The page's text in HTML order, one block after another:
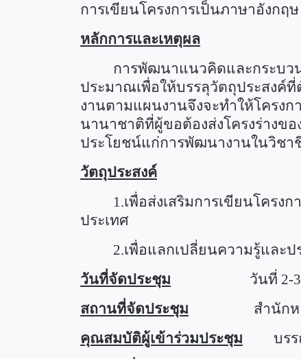
การเขียนโครงการเป็นภาษาอังกฤษ
หลักการและเหตุผล
การพัฒนาแนวคิดและกระบว
ประมาณเพื่อให้บรรลุวัตถุประสงค์ที่
งานตามแผนงานจึงจะทำให้โครง
นานาชาติที่ผู้ขอต้องส่งโครงร่างข
ประโยชน์แก่การพัฒนางานในวิชา
วัตถุประสงค์
1.เพื่อส่งเสริมการเขียนโคร
ประเทศ
2.เพื่อแลกเปลี่ยนความรู้และ
วันที่จัดประชุม วันที่ 2-3
สถานที่จัดประชุม สำนักหอสมุด
คุณสมบัติผู้เข้าร่วมประชุม บรรณา